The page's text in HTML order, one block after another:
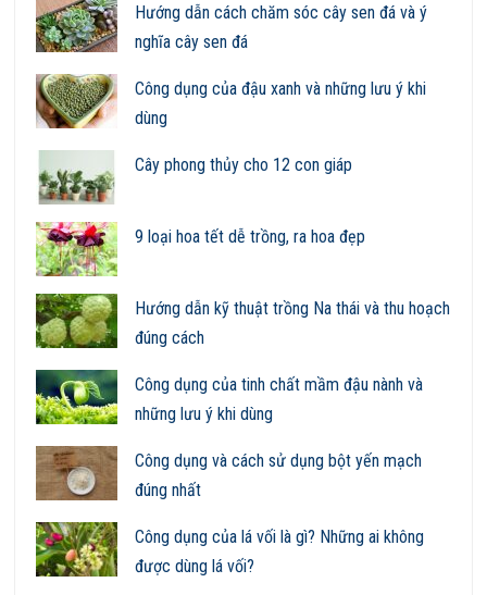
Hướng dẫn cách chăm sóc cây sen đá và ý
nghĩa cây sen đá
Công dụng của đậu xanh và những lưu ý khi
dùng
Cây phong thủy cho 12 con giáp
9 loại hoa tết dễ trồng, ra hoa đẹp
Hướng dẫn kỹ thuật trồng Na thái và thu hoạch
đúng cách
Công dụng của tinh chất mầm đậu nành và
những lưu ý khi dùng
Công dụng và cách sử dụng bột yến mạch
đúng nhất
Công dụng của lá vối là gì? Những ai không
được dùng lá vối?